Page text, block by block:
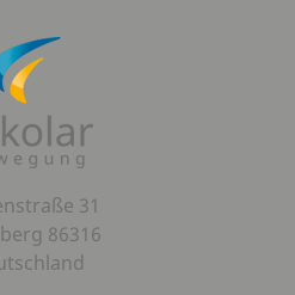
31
86316